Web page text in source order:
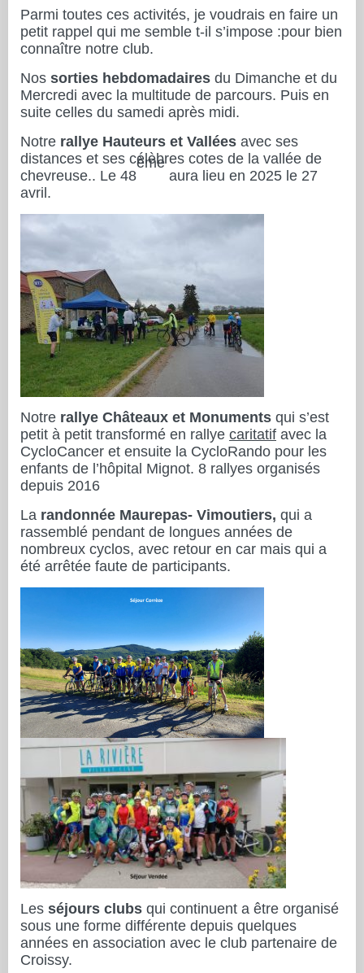
Parmi toutes ces activités, je voudrais en faire un
petit rappel qui me semble t-il s’impose :pour bien
connaître notre club.
Nos sorties hebdomadaires du Dimanche et du
Mercredi avec la multitude de parcours. Puis en
suite celles du samedi après midi.
Notre rallye Hauteurs et Vallées avec ses
distances et ses célèbres cotes de la vallée de
chevreuse.. Le 48
ème
aura lieu en 2025 le 27
avril.
Notre rallye Châteaux et Monuments qui s’est
petit à petit transformé en rallye caritatif avec la
CycloCancer et ensuite la CycloRando pour les
enfants de l’hôpital Mignot. 8 rallyes organisés
depuis 2016
La randonnée Maurepas- Vimoutiers, qui a
rassemblé pendant de longues années de
nombreux cyclos, avec retour en car mais qui a
été arrêtée faute de participants.
Les séjours clubs qui continuent a être organisé
sous une forme différente depuis quelques
années en association avec le club partenaire de
Croissy.